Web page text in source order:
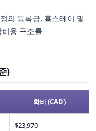
의 등록금, 홈스테이 및
용 구조를
)
학비 (CAD)
$23,970